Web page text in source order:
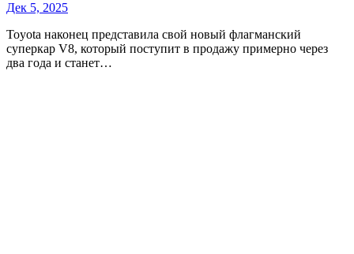
Дек 5, 2025
Toyota наконец представила свой новый флагманский
суперкар V8, который поступит в продажу примерно через
два года и станет…